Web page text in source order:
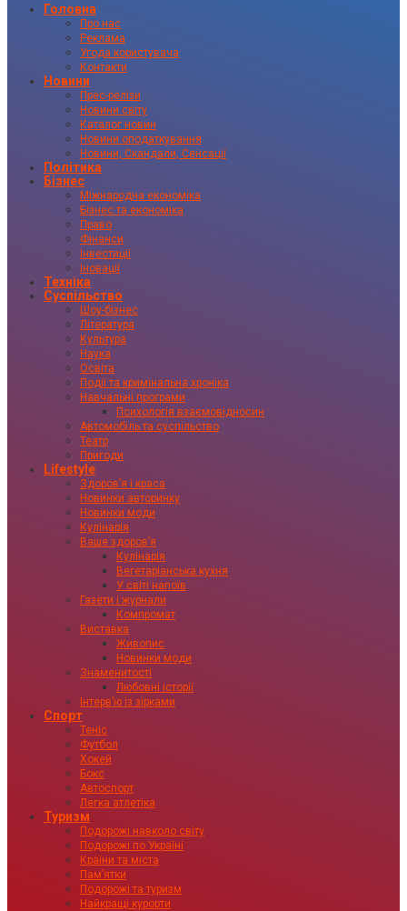
Головна
Про нас
Реклама
Угода користувача
Контакти
Новини
Прес-релізи
Новини світу
Каталог новин
Новини оподаткування
Новини, Скандали, Сенсації
Політика
Бізнес
Міжнародна економіка
Бізнес та економіка
Право
Фінанси
Інвестиції
Іновації
Техніка
Суспільство
Шоу-бізнес
Література
Культура
Наука
Освіта
Події та кримінальна хроніка
Навчальні програми
Психологія взаємовідносин
Автомобіль та суспільство
Театр
Пригоди
Lifestyle
Здоровʼя і краса
Новинки авторинку
Новинки моди
Кулінарія
Ваше здоровʼя
Кулінарія
Вегетаріанська кухня
У світі напоїв
Газети і журнали
Компромат
Виставка
Живопис
Новинки моди
Знаменитості
Любовні історії
Інтервʼю із зірками
Спорт
Теніс
Футбол
Хокей
Бокс
Автоспорт
Легка атлетіка
Туризм
Подорожі навколо світу
Подорожі по Україні
Країни та міста
Пам’ятки
Подорожі та туризм
Найкращі курорти